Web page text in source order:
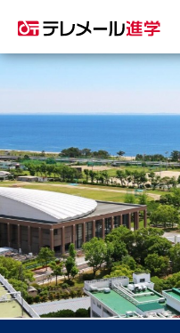
大学・短大の資料種類か
大学パンフ
総合型選抜・学校推薦型選抜 募
集要項＆願書
過去問題集